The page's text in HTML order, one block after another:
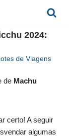
2024:
de Viagens
de Machu
certo! A seguir
algumas